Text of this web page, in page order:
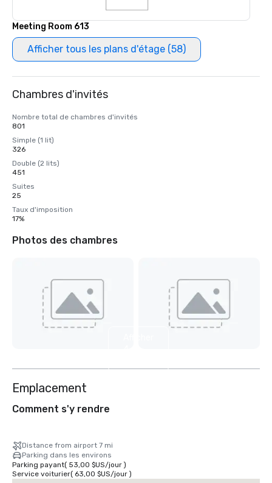
Meeting Room 613
Afficher tous les plans d'étage (58)
Chambres d'invités
Nombre total de chambres d'invités
801
Simple (1 lit)
326
Double (2 lits)
451
Suites
25
Taux d'imposition
17%
Photos des chambres
Emplacement
Comment s'y rendre
Distance from airport 7 mi
Parking dans les environs
Parking payant( 53,00 $US/jour)
Service voiturier( 63,00 $US/jour)